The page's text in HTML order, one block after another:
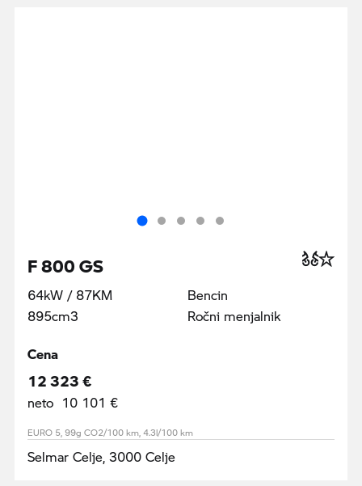
F 800 GS
64kW / 87KM
895cm3
Bencin
Ročni menjalnik
Cena
12 323 €
neto 10 101 €
EURO 5, 99g CO2/100 km, 4.3l/100 km
Selmar Celje, 3000 Celje